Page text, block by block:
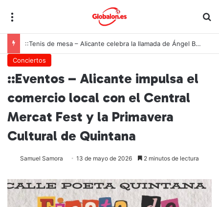
::Tenis de mesa – Alicante celebra la llamada de Ángel Buendía a la selección española
Conciertos
::Eventos – Alicante impulsa el
comercio local con el Central
Mercat Fest y la Primavera
Cultural de Quintana
Samuel Samora 13 de mayo de 2026 2 minutos de lectura